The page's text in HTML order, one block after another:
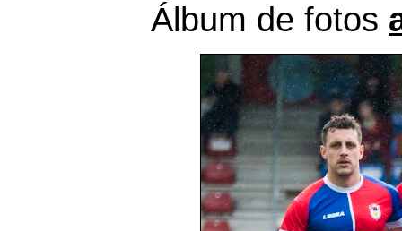
Álbum de fotos